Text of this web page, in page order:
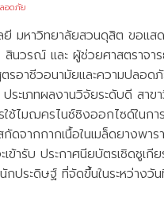
อดภัย
ยี มหาวิทยาลัยสวนดุสิต ขอแ
สินวรณ์ และ ผู้ช่วยศาสตราจ
รอาชีวอนามัยและความปลอด
ะเภทผลงานวิจัยระดับดี สาข
ใช้ไมฌครไนซ์ซิงออกไซด์ในก
จากกากเนื้อในเมล็ดยางพาร
ข้ารับ ประกาศนียบัตรเชิดชูเกี
กประดิษฐ์ ที่จัดขึ้นในระหว่าง